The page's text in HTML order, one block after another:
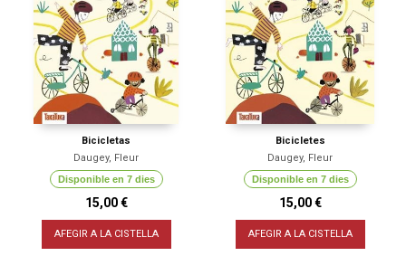
Bicicletas
Daugey, Fleur
Disponible en 7 dies
15,00 €
AFEGIR A LA CISTELLA
Bicicletes
Daugey, Fleur
Disponible en 7 dies
15,00 €
AFEGIR A LA CISTELLA